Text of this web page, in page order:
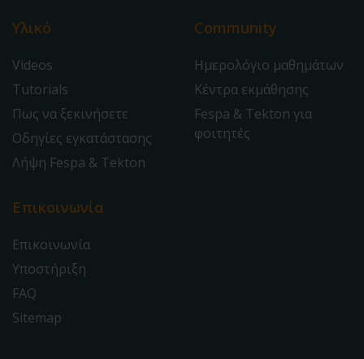
Υλικό
Videos
Tutorials
Πως να ξεκινήσετε
Οδηγίες εγκατάστασης
Λήψη Fespa & Tekton
Community
Ημερολόγιο μαθημάτων
Κέντρα εκμάθησης
Fespa & Tekton για
φοιτητές
Επικοινωνία
Επικοινωνία
Υποστήριξη
FAQ
Sitemap